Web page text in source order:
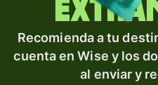
Recomienda a tu
cuenta en Wise y los
al enviar y